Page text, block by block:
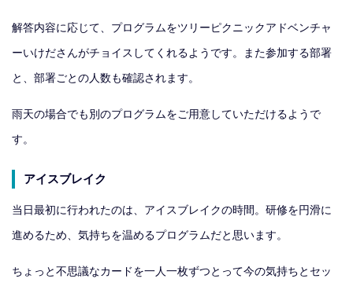
解答内容に応じて、プログラムをツリーピクニックアドベンチャ
ーいけださんがチョイスしてくれるようです。また参加する部署
と、部署ごとの人数も確認されます。
雨天の場合でも別のプログラムをご用意していただけるようで
す。
アイスブレイク
当日最初に行われたのは、アイスブレイクの時間。研修を円滑に
進めるため、気持ちを温めるプログラムだと思います。
ちょっと不思議なカードを一人一枚ずつとって今の気持ちとセッ